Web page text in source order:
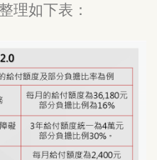
理如下表：